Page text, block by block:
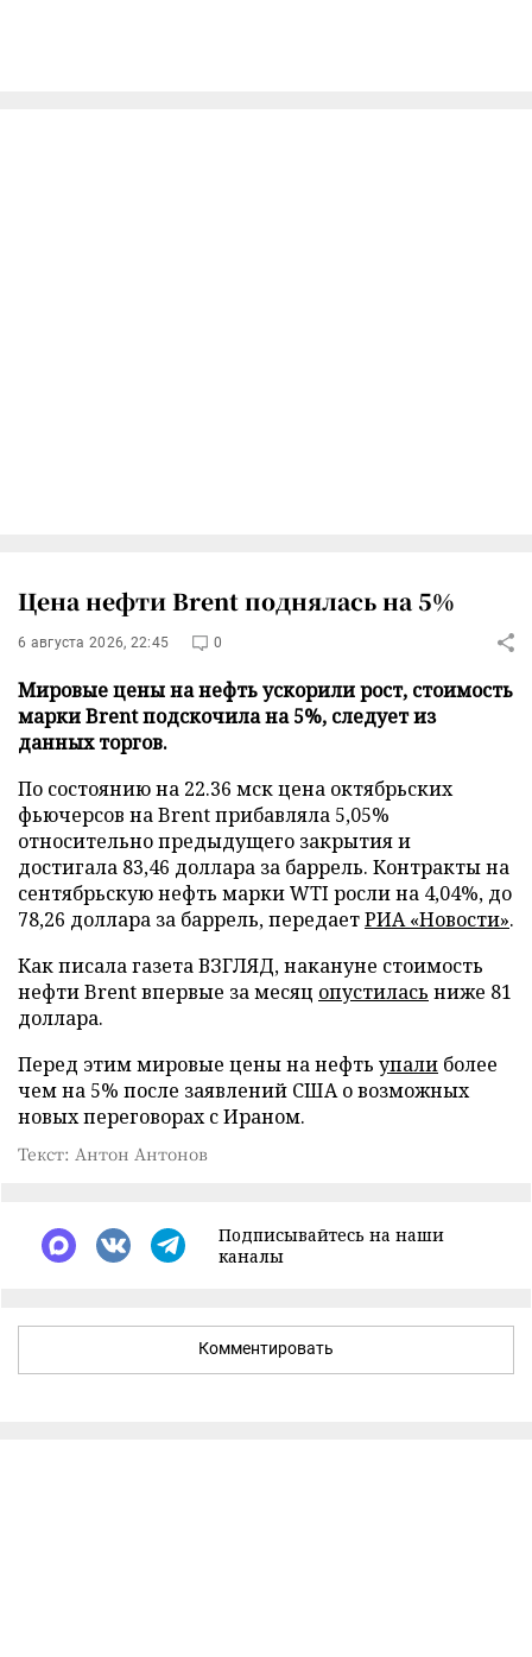
Цена нефти Brent поднялась на 5%
6 августа 2026, 22:45 0
Мировые цены на нефть ускорили рост, стоимость
марки Brent подскочила на 5%, следует из
данных торгов.
По состоянию на 22.36 мск цена октябрьских
фьючерсов на Brent прибавляла 5,05%
относительно предыдущего закрытия и
достигала 83,46 доллара за баррель. Контракты на
сентябрьскую нефть марки WTI росли на 4,04%, до
78,26 доллара за баррель, передаетРИА «Новости».
Как писала газета ВЗГЛЯД, накануне стоимость
нефти Brent впервые за месяц опустилась ниже 81
доллара.
Перед этим мировые цены на нефть упали более
чем на 5% после заявлений США о возможных
новых переговорах с Ираном.
Текст: Антон Антонов
Подписывайтесь на наши
каналы
Комментировать